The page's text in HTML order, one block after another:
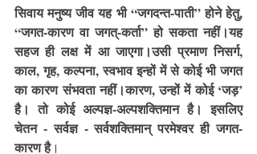
सिवाय मनुष्य जीव यह भी “जगदन्त-पाती” होने हेतु,
“जगत-कारण वा जगत्-कर्ता” हो सकता नहीं।यह
सहज ही लक्ष में आ जाएगा।उसी प्रमाण निसर्ग,
काल, गृह, कल्पना, स्वभाव इन्हों में से कोई भी जगत
का कारण संभवता नहीं।कारण, उन्हों में कोई ‘जड़’
है। तो कोई अल्पज्ञ-अल्पशक्तिमान है। इसलिए
चेतन - सर्वज्ञ - सर्वशक्तिमान् परमेश्वर ही जगत-
कारण है।